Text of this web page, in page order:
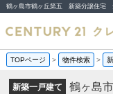
TOPページ > 物件検索 >
新築一戸建て
鶴ヶ島